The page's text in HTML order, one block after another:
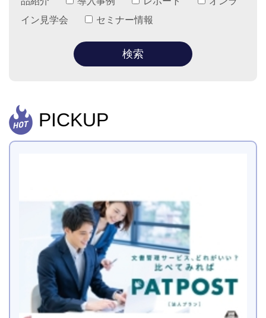
イン見学会
セミナー情報
PICKUP